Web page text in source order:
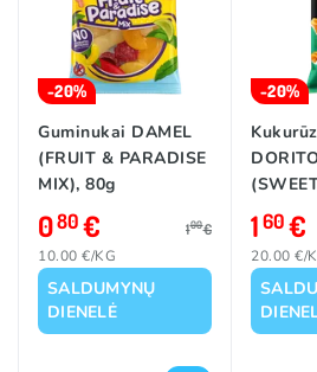
-20%
SALDUMYNŲ
DIENELĖ
Guminukai DAMEL
(FRUIT & PARADISE
MIX), 80g
080€ 100€
10.00 €/KG
-20%
80g
160€
20.00 €/